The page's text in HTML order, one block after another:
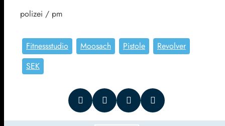
polizei / pm
Fitnessstudio Moosach Pistole
Revolver
SEK